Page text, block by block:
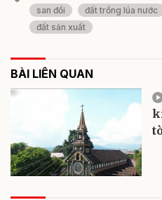
san đồi
đất trồng lúa nước
đất sản xuất
BÀI LIÊN QUAN